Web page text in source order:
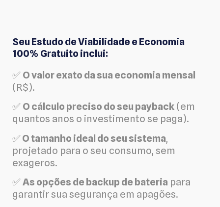
Seu Estudo de Viabilidade e Economia
100% Gratuito inclui:
✅ O valor exato da sua economia mensal
(R$).
✅ O cálculo preciso do seu payback (em
quantos anos o investimento se paga).
✅O tamanho ideal do seu sistema,
projetado para o seu consumo, sem
exageros.
✅As opções de backup de bateria para
garantir sua segurança em apagões.